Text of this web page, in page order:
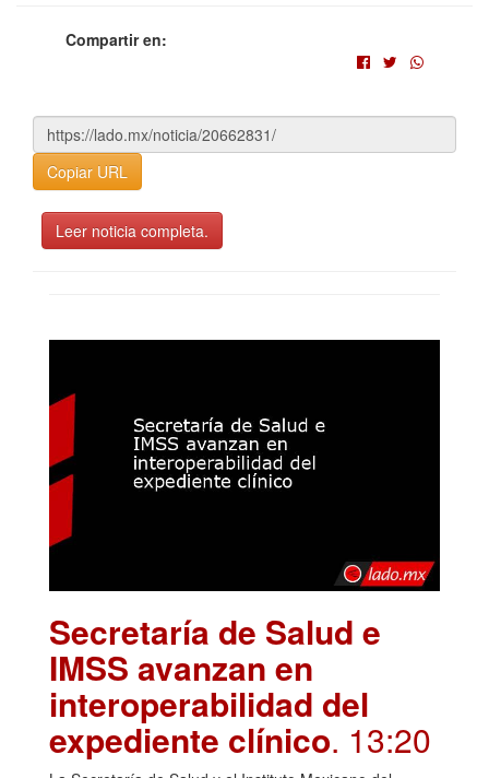
Compartir en:
Copiar URL
Leer noticia completa.
Secretaría de Salud e
IMSS avanzan en
interoperabilidad del
expediente clínico. 13:20